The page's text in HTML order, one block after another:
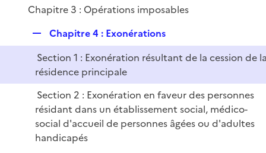
r
Chapitre 3 : Opérations imposables
e
p
l
Chapitre 4 : Exonérations
Section 1 : Exonération résultant de la cession de
résidence principale
Section 2 : Exonération en faveur des personnes
résidant dans un établissement social, médico-
social d'accueil de personnes âgées ou d'adultes
handicapés